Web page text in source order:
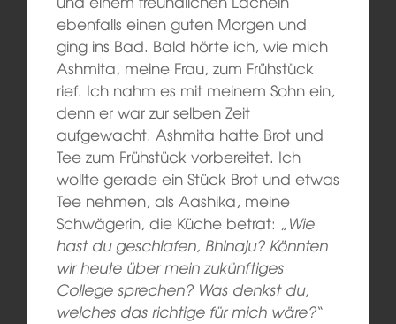
ebenfalls einen guten Morgen und
ging ins Bad. Bald hörte ich, wie mich
Ashmita, meine Frau, zum Frühstück
rief. Ich nahm es mit meinem Sohn ein,
denn er war zur selben Zeit
aufgewacht. Ashmita hatte Brot und
Tee zum Frühstück vorbereitet. Ich
wollte gerade ein Stück Brot und etwas
Tee nehmen, als Aashika, meine
Schwägerin, die Küche betrat: „Wie
hast du geschlafen, Bhinaju? Könnten
wir heute über mein zukünftiges
College sprechen? Was denkst du,
welches das richtige für mich wäre?“